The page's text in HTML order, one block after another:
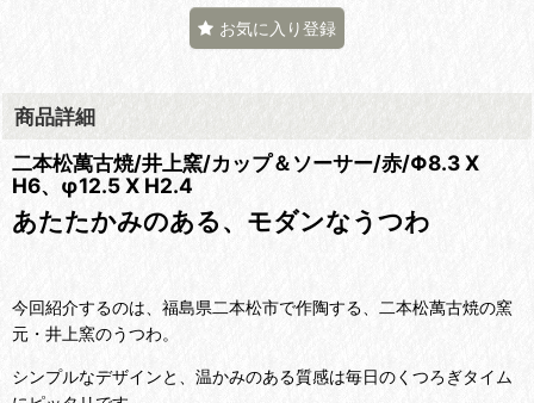
お気に入り登録
商品詳細
二本松萬古焼/井上窯/カップ＆ソーサー/赤/Φ8.3 X
H6、φ12.5 X H2.4
あたたかみのある、モダンなうつわ
今回紹介するのは、福島県二本松市で作陶する、二本松萬古焼の窯
元・井上窯のうつわ。
シンプルなデザインと、温かみのある質感は毎日のくつろぎタイム